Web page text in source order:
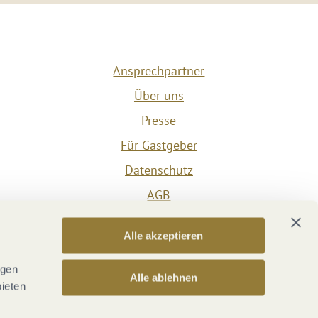
Alle akzeptieren
Alle ablehnen
Ansprechpartner
Über uns
Presse
Für Gastgeber
Datenschutz
AGB
Impressum
Barrierefreiheit
Vertrag widerrufen
Versicherungsvertrag widerrufen